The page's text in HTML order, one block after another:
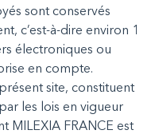
sont conservés
c’est-à-dire environ 1
électroniques ou
en compte.
site, constituent
les lois en vigueur
MILEXIA FRANCE est